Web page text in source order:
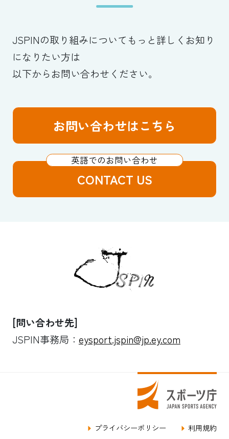
JSPINの取り組みについてもっと詳しくお知り
になりたい方は
以下からお問い合わせください。
お問い合わせはこちら
CONTACT US
[問い合わせ先]
JSPIN事務局： eysport.jspin@jp.ey.com
プライバシーポリシー 利用規約